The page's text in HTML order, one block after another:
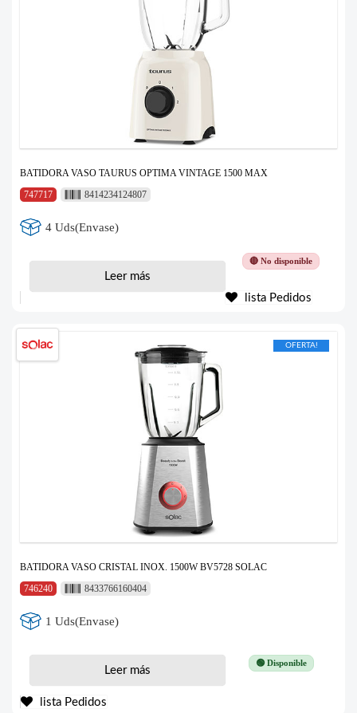
BATIDORA VASO TAURUS OPTIMA VINTAGE 1500 MAX
747717
8414234124807
4 Uds(Envase)
🔴 No disponible
Leer más
lista Pedidos
OFERTA!
BATIDORA VASO CRISTAL INOX. 1500W BV5728 SOLAC
746240
8433766160404
1 Uds(Envase)
🟢 Disponible
Leer más
lista Pedidos